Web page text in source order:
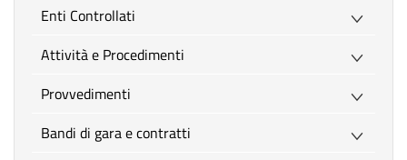
Enti Controllati
Attività e Procedimenti
Provvedimenti
Bandi di gara e contratti